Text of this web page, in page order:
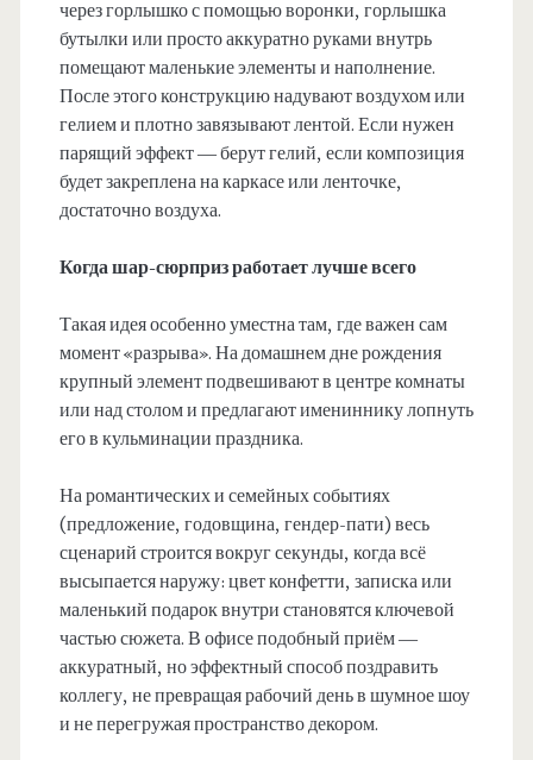
через горлышко с помощью воронки, горлышка
бутылки или просто аккуратно руками внутрь
помещают маленькие элементы и наполнение.
После этого конструкцию надувают воздухом или
гелием и плотно завязывают лентой. Если нужен
парящий эффект — берут гелий, если композиция
будет закреплена на каркасе или ленточке,
достаточно воздуха.
Когда шар-сюрприз работает лучше всего
Такая идея особенно уместна там, где важен сам
момент «разрыва». На домашнем дне рождения
крупный элемент подвешивают в центре комнаты
или над столом и предлагают имениннику лопнуть
его в кульминации праздника.
На романтических и семейных событиях
(предложение, годовщина, гендер-пати) весь
сценарий строится вокруг секунды, когда всё
высыпается наружу: цвет конфетти, записка или
маленький подарок внутри становятся ключевой
частью сюжета. В офисе подобный приём —
аккуратный, но эффектный способ поздравить
коллегу, не превращая рабочий день в шумное шоу
и не перегружая пространство декором.